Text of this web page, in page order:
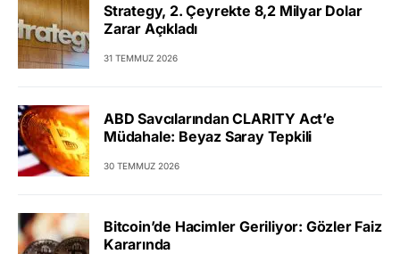
Strategy, 2. Çeyrekte 8,2 Milyar Dolar
Zarar Açıkladı
31 TEMMUZ 2026
ABD Savcılarından CLARITY Act’e
Müdahale: Beyaz Saray Tepkili
30 TEMMUZ 2026
Bitcoin’de Hacimler Geriliyor: Gözler Faiz
Kararında